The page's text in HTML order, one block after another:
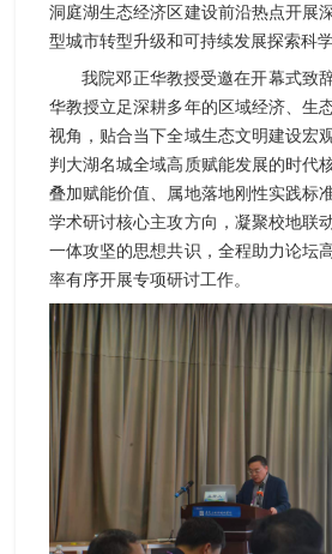
洞庭湖生态经济区建设前沿热点开展
型城市转型升级和可持续发展探索科
我院邓正华教授受邀在开幕式致
华教授立足深耕多年的区域经济、生
视角，贴合当下全域生态文明建设宏
判大湖名城全域高质赋能发展的时代
叠加赋能价值、属地落地刚性实践标
学术研讨核心主攻方向，凝聚校地联
一体攻坚的思想共识，全程助力论坛
率有序开展专项研讨工作。